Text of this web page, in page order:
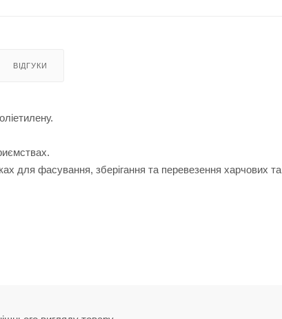
ВІДГУКИ
для фасування, зберігання та перевезення харчових та